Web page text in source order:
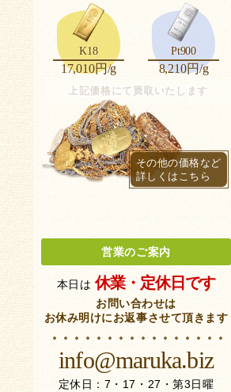
K18
17,010円/g
Pt900
8,210円/g
上記価格にて買取いたします
その他の価格など
詳しくはこちら
営業のご案内
本日は 休業・定休日です
お問い合わせは
お休み明けにお返事させて頂きます
info@maruka.biz
定休日：7・17・27・第3日曜